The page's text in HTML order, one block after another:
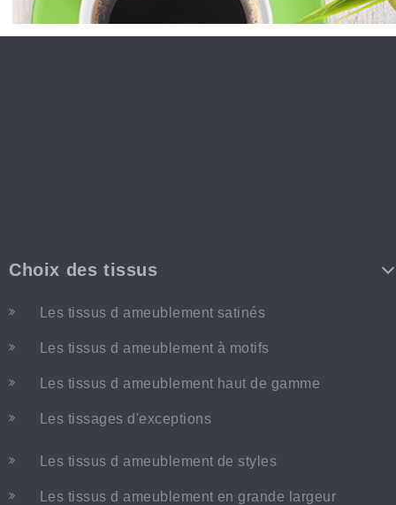
Choix des tissus
Les tissus d ameublement satinés
Les tissus d ameublement à motifs
Les tissus d ameublement haut de gamme
Les tissages d'exceptions
Les tissus d ameublement de styles
Les tissus d ameublement en grande largeur